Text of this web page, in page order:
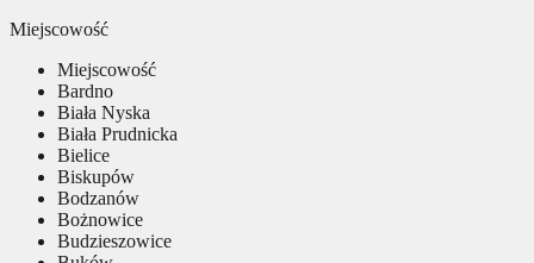
Miejscowość
Miejscowość
Bardno
Biała Nyska
Biała Prudnicka
Bielice
Biskupów
Bodzanów
Bożnowice
Budzieszowice